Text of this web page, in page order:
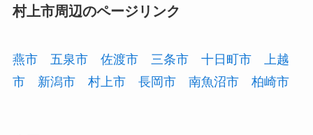
村上市周辺のページリンク
燕市 五泉市 佐渡市 三条市 十日町市
上越
市
新潟市 村上市 長岡市 南魚沼市 柏崎市